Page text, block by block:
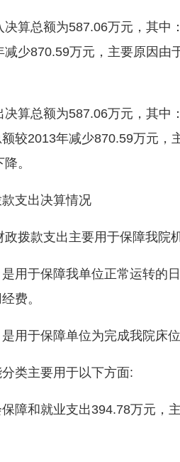
总额为587.06万元，其中
减少870.59万元，主要原因
总额为587.06万元，其中
较2013年减少870.59万元
。
支出决算情况
款支出主要用于保障我院
于保障我单位正常运转的日
费。
于保障单位为完成我院床位
主要用于以下方面:
和就业支出394.78万元，主